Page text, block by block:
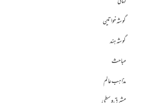
گوشہ خواتین
گوشہ ہند
مباحث
مذاہب عالم